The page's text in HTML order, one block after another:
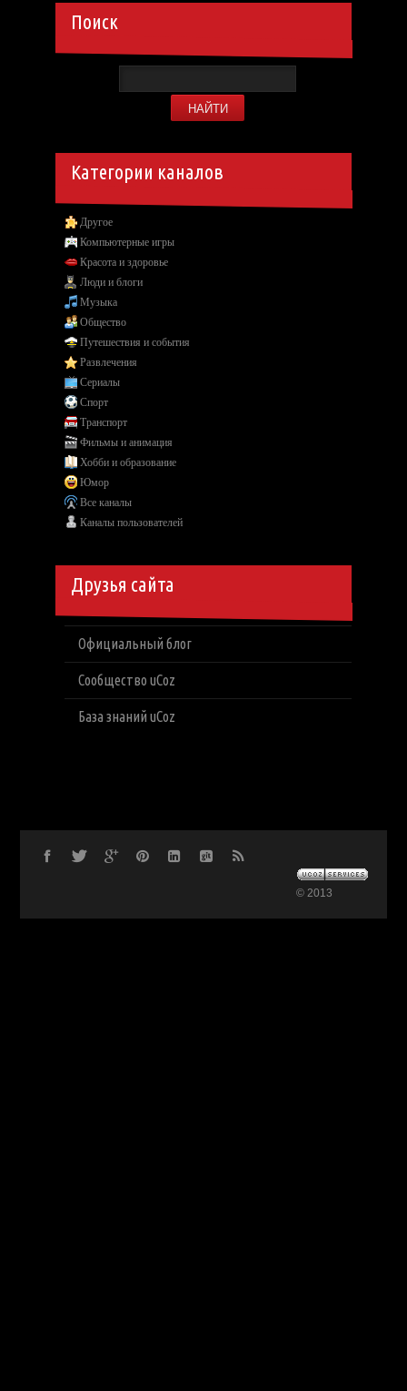
Поиск
Категории каналов
Другое
Компьютерные игры
Красота и здоровье
Люди и блоги
Музыка
Общество
Путешествия и события
Развлечения
Сериалы
Спорт
Транспорт
Фильмы и анимация
Хобби и образование
Юмор
Все каналы
Каналы пользователей
Друзья сайта
Официальный блог
Сообщество uCoz
База знаний uCoz
© 2013